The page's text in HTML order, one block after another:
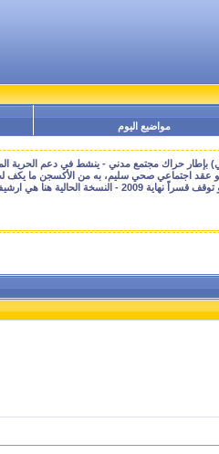
مواضيع اليوم
حراك مجتمع مدني - ينشط في دعم الحرية
عقد اجتماعي صحي سليم، به من الأكسجن ما يكف